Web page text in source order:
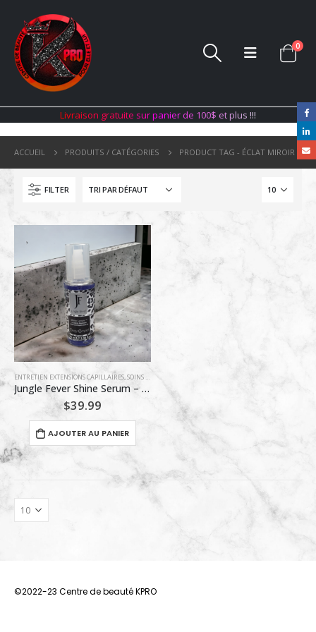
0
Livraison gratuite surpanier de 100$ etplus !!!
ACCUEIL PRODUITS / CATÉGORIES PRODUCT TAG - ÉCLAT MIROIR
FILTER
ENTRETIEN EXTENSIONS CAPILLAIRES,SOINS RÉPARATEURS
Jungle Fever Shine Serum – Sérum de Brillance Instantanée – 100 ml
$39.99
AJOUTER AU PANIER
©2022-23 Centre de beauté KPRO